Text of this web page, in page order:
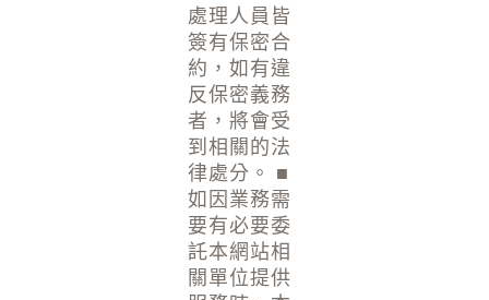
處理人員皆
簽有保密合
約，如有違
反保密義務
者，將會受
到相關的法
律處分。 ■
如因業務需
要有必要委
託本網站相
關單位提供